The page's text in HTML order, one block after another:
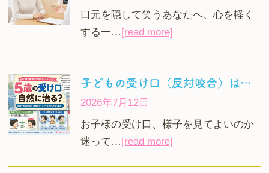
口元を隠して笑うあなたへ、心を軽く
する一… [read more]
子どもの受け口（反対咬合）は自然に治る？5歳で歯科を受診する目安
2026年7月12日
お子様の受け口、様子を見てよいのか
迷って…[read more]